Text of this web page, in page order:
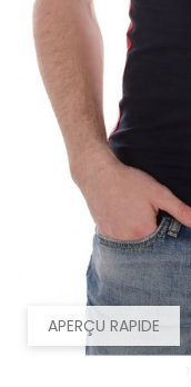
APERÇU RAPIDE